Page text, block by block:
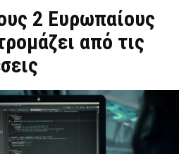
2 Ευρωπαίους
από τις